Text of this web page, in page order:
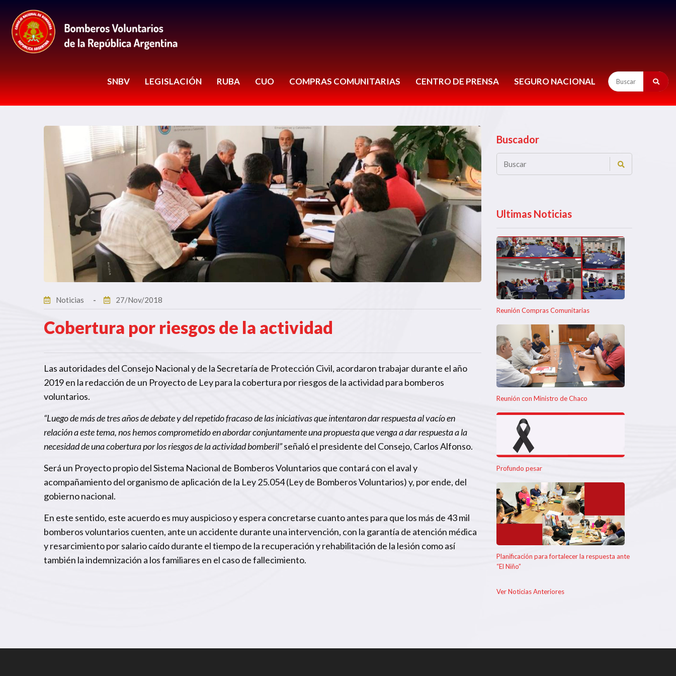
SNBV LEGISLACIÓN RUBA CUO COMPRAS COMUNITARIAS CENTRO DE PRENSA SEGURO NACIONAL
Noticias 27/Nov/2018
Cobertura por riesgos de la actividad
Las autoridades del Consejo Nacional y de la Secretaría de Protección Civil, acordaron trabajar durante el año
2019 en la redacción de un Proyecto de Ley para la cobertura por riesgos de la actividad para bomberos
voluntarios.
“Luego de más de tres años de debate y del repetido fracaso de las iniciativas que intentaron dar respuesta al vacío en
relación a este tema, nos hemos comprometido en abordar conjuntamente una propuesta que venga a dar respuesta a la
necesidad de una cobertura por los riesgos de la actividad bomberil”señaló el presidente del Consejo, Carlos Alfonso.
Será un Proyecto propio del Sistema Nacional de Bomberos Voluntarios que contará con el aval y
acompañamiento del organismo de aplicación de la Ley 25.054 (Ley de Bomberos Voluntarios) y, por ende, del
gobierno nacional.
En este sentido, este acuerdo es muy auspicioso y espera concretarse cuanto antes para que los más de 43 mil
bomberos voluntarios cuenten, ante un accidente durante una intervención, con la garantía de atención médica
y resarcimiento por salario caído durante el tiempo de la recuperación y rehabilitación de la lesión como así
también la indemnización a los familiares en el caso de fallecimiento.
Buscador
Ultimas Noticias
Reunión Compras Comunitarias
Reunión con Ministro de Chaco
Profundo pesar
Planificación para fortalecer la respuesta ante
“El Niño”
Ver Noticias Anteriores